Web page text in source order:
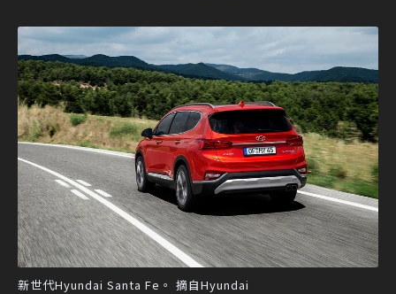
新世代Hyundai Santa Fe。 摘自Hyundai